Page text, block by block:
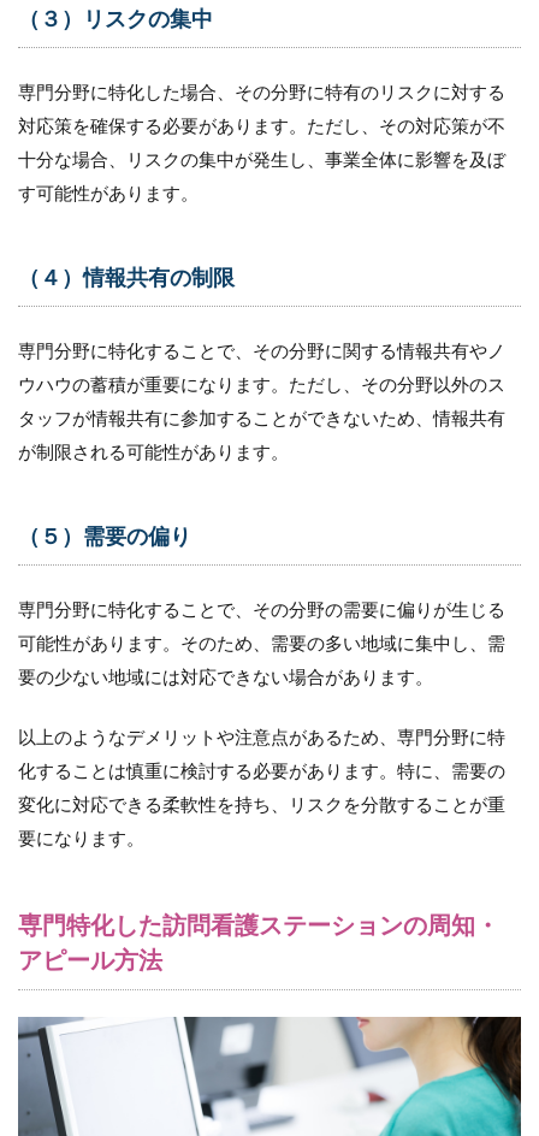
（３）リスクの集中
専門分野に特化した場合、その分野に特有のリスクに対する
対応策を確保する必要があります。ただし、その対応策が不
十分な場合、リスクの集中が発生し、事業全体に影響を及ぼ
す可能性があります。
（４）情報共有の制限
専門分野に特化することで、その分野に関する情報共有やノ
ウハウの蓄積が重要になります。ただし、その分野以外のス
タッフが情報共有に参加することができないため、情報共有
が制限される可能性があります。
（５）需要の偏り
専門分野に特化することで、その分野の需要に偏りが生じる
可能性があります。そのため、需要の多い地域に集中し、需
要の少ない地域には対応できない場合があります。
以上のようなデメリットや注意点があるため、専門分野に特
化することは慎重に検討する必要があります。特に、需要の
変化に対応できる柔軟性を持ち、リスクを分散することが重
要になります。
専門特化した訪問看護ステーションの周知・
アピール方法